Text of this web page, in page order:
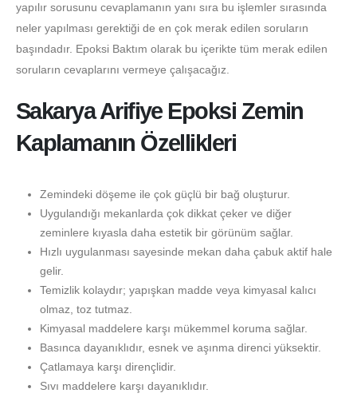
yapılır sorusunu cevaplamanın yanı sıra bu işlemler sırasında
neler yapılması gerektiği de en çok merak edilen soruların
başındadır. Epoksi Baktım olarak bu içerikte tüm merak edilen
soruların cevaplarını vermeye çalışacağız.
Sakarya Arifiye Epoksi Zemin
Kaplamanın Özellikleri
Zemindeki döşeme ile çok güçlü bir bağ oluşturur.
Uygulandığı mekanlarda çok dikkat çeker ve diğer
zeminlere kıyasla daha estetik bir görünüm sağlar.
Hızlı uygulanması sayesinde mekan daha çabuk aktif hale
gelir.
Temizlik kolaydır; yapışkan madde veya kimyasal kalıcı
olmaz, toz tutmaz.
Kimyasal maddelere karşı mükemmel koruma sağlar.
Basınca dayanıklıdır, esnek ve aşınma direnci yüksektir.
Çatlamaya karşı dirençlidir.
Sıvı maddelere karşı dayanıklıdır.